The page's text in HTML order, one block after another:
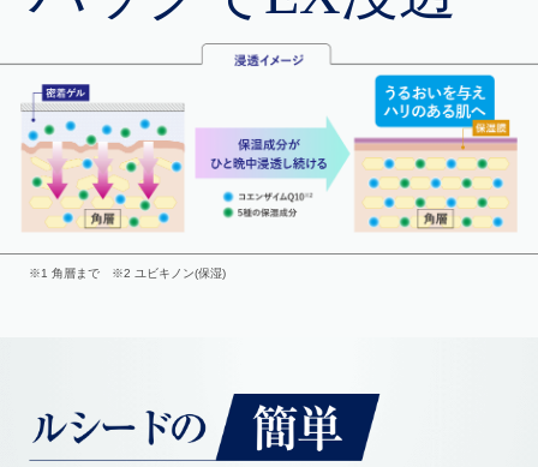
※1 角層まで ※2 ユビキノン(保湿)